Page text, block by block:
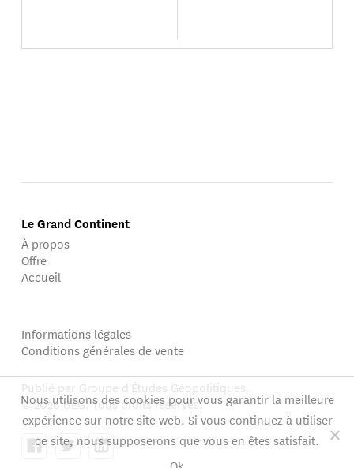
Le Grand Continent
À propos
Offre
Accueil
Informations légales
Conditions générales de vente
Publié par Groupe d'Études Géopolitiques.
© 2026 GEG. Tous droits réservés.
Nous utilisons des cookies pour vous garantir la meilleure
expérience sur notre site web. Si vous continuez à utiliser
ce site, nous supposerons que vous en êtes satisfait.